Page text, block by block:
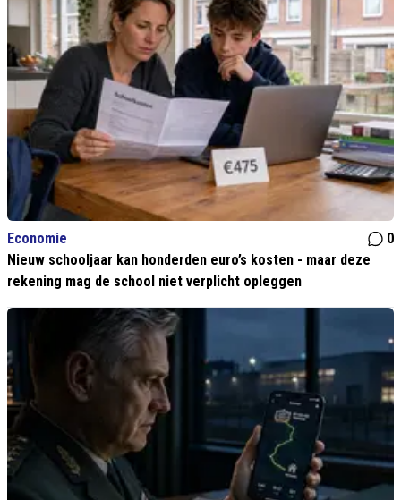
Economie
0
Nieuw schooljaar kan honderden euro’s kosten - maar deze
rekening mag de school niet verplicht opleggen